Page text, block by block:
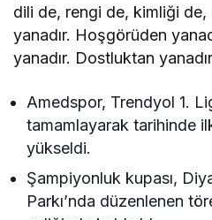
dili de, rengi de, kimliği de,
yanadır. Hoşgörüden
yanadır. Dostluktan
Amedspor, Trendyol 1.
tamamlayarak tarihinde
yükseldi.
Şampiyonluk kupası,
Parkı’nda düzenlenen